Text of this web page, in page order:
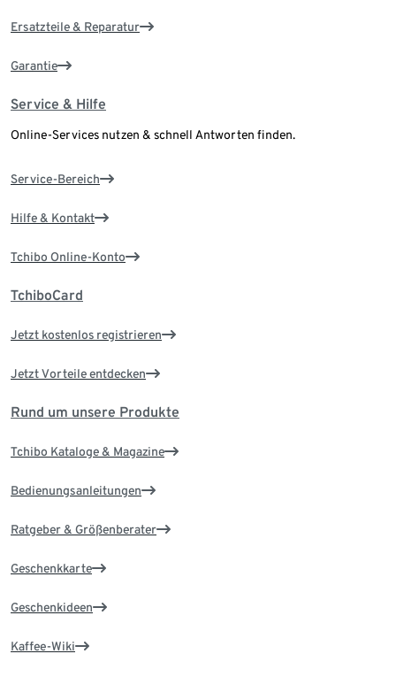
Ersatzteile & Reparatur
Garantie
Service & Hilfe
Online-Services nutzen & schnell Antworten finden.
Service-Bereich
Hilfe & Kontakt
Tchibo Online-Konto
TchiboCard
Jetzt kostenlos registrieren
Jetzt Vorteile entdecken
Rund um unsere Produkte
Tchibo Kataloge & Magazine
Bedienungsanleitungen
Ratgeber & Größenberater
Geschenkkarte
Geschenkideen
Kaffee-Wiki